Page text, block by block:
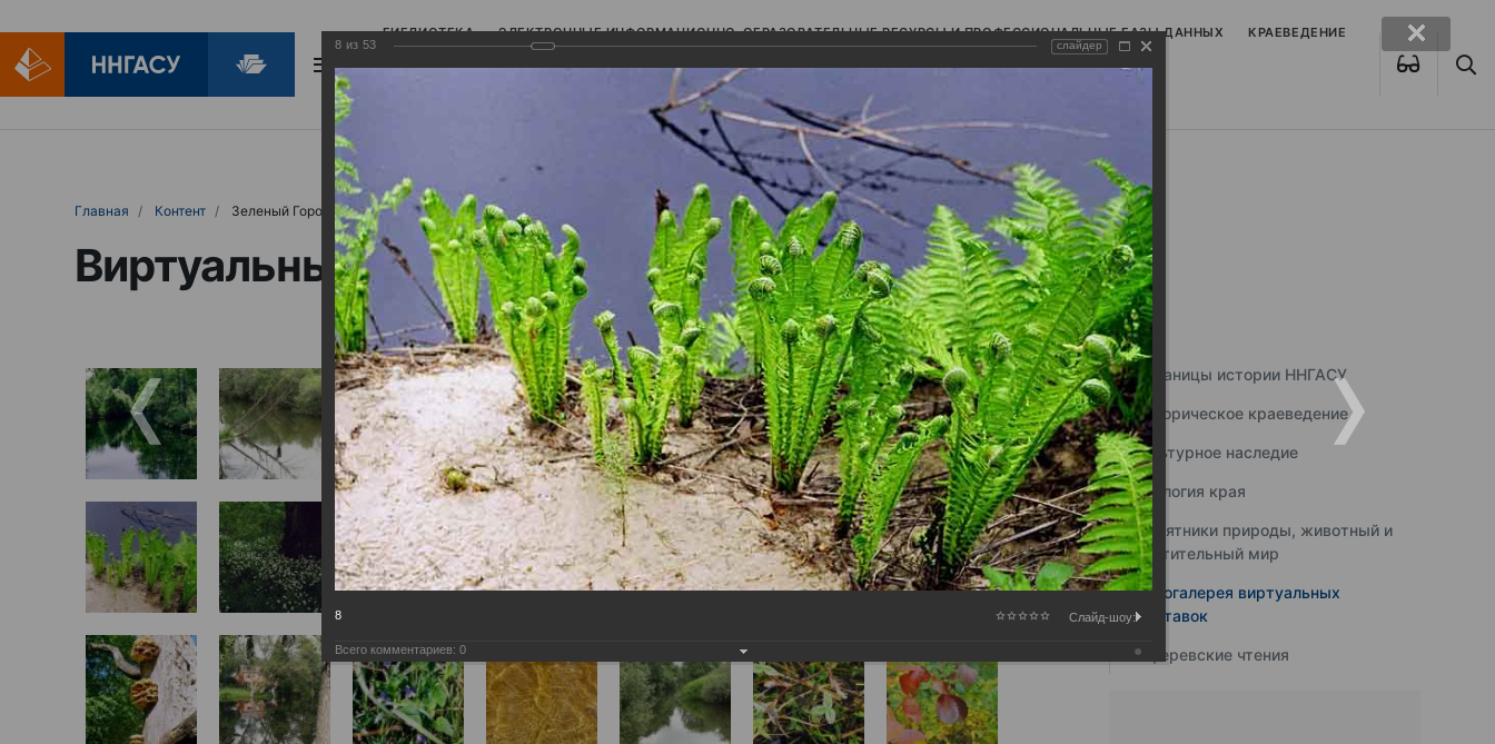
БИБЛИОТЕКА ЭЛЕКТРОННЫЕ ИНФОРМАЦИОННО-ОБРАЗОВАТЕЛЬНЫЕ РЕСУРСЫ И ПРОФЕССИОНАЛЬНЫЕ БАЗЫ ДАННЫХ КРАЕВЕДЕНИЕ
Главная Контент Зеленый Город
Виртуальные выставки (фотоальбомы)
Страницы истории ННГАСУ
Историческое краеведение
Культурное наследие
Экология края
Памятники природы, животный и
растительный мир
Фотогалерея виртуальных
выставок
Юферевские чтения
8 из 53 слайдер
8 Слайд-шоу:
Всего комментариев: 0